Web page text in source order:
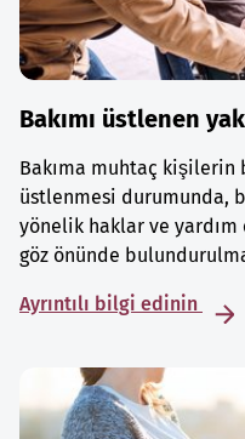
Bakımı üstlenen
Bakıma muhtaç kişilerin
üstlenmesi durumunda,
yönelik haklar ve
göz önünde
Ayrıntılı bilgi edinin